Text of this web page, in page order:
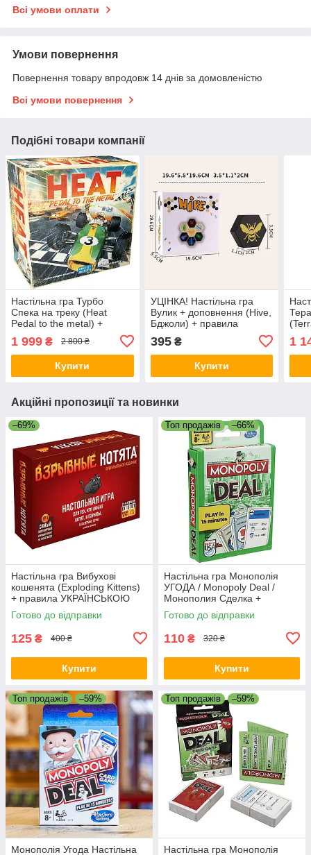
Всі умови оплати
Умови повернення
Повернення товару впродовж 14 днів за домовленістю
Всі умови повернення
Подібні товари компанії
Настільна гра Турбо
Спека на треку (Heat
Pedal to the metal) +
правила УКРАЇНСЬКОЮ
1 999 ₴ 2 800 ₴
Купити
УЦІНКА! Настільна гра
Вулик + доповнення (Hive,
Бджоли) + правила
395₴
Купити
1
Акційні пропозиції та новинки
–69%
Настільна гра Вибухові
кошенята (Exploding Kittens)
+ правила УКРАЇНСЬКОЮ
Готово до відправки
125 ₴ 400 ₴
Купити
Топ продажів –66%
Настільна гра Монополія
УГОДА / Monopoly Deal /
Монополия Сделка +
ПРАВИЛА УКРАЇНСЬКОЮ
Готово до відправки
110 ₴ 320 ₴
Купити
Топ продажів –59%
Монополія Угода Настільна
Топ продажів –59%
Настільна гра Монополія